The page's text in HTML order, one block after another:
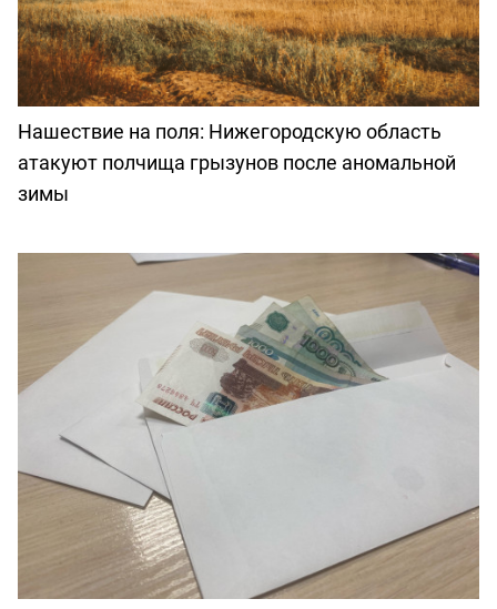
Нашествие на поля: Нижегородскую область
атакуют полчища грызунов после аномальной
зимы